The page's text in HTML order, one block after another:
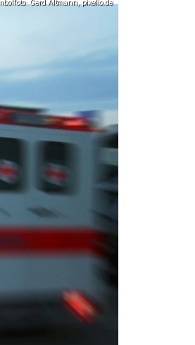
Gerd Altmann, pixelio.de